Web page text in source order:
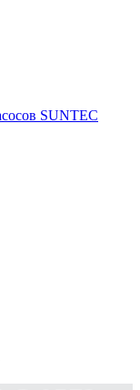
SUNTEC